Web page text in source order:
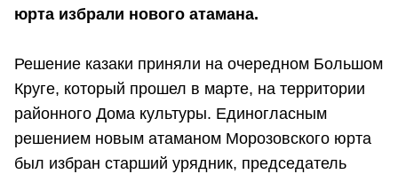
юрта избрали нового атамана.
Решение казаки приняли на очередном Большом
Круге, который прошел в марте, на территории
районного Дома культуры. Единогласным
решением новым атаманом Морозовского юрта
был избран старший урядник, председатель